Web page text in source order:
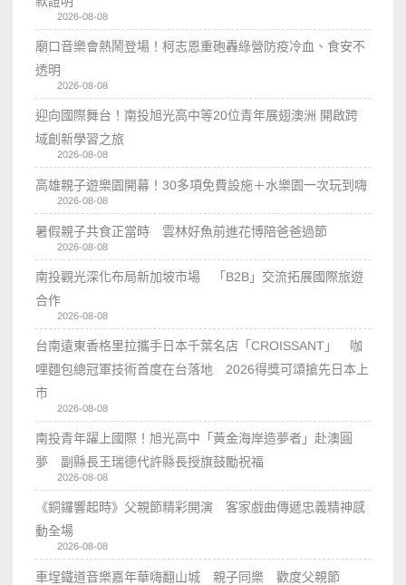
2026-08-08
廟口音樂會熱鬧登場！柯志恩重砲轟綠營防疫冷血、食安不
透明
2026-08-08
迎向國際舞台！南投旭光高中等20位青年展翅澳洲 開啟跨
域創新學習之旅
2026-08-08
高雄親子遊樂園開幕！30多項免費設施＋水樂園一次玩到嗨
2026-08-08
暑假親子共食正當時 雲林好魚前進花博陪爸爸過節
2026-08-08
南投觀光深化布局新加坡市場 「B2B」交流拓展國際旅遊
合作
2026-08-08
台南遠東香格里拉攜手日本千葉名店「CROISSANT」 咖
哩麵包總冠軍技術首度在台落地 2026得獎可頌搶先日本上
市
2026-08-08
南投青年躍上國際！旭光高中「黃金海岸造夢者」赴澳圓
夢 副縣長王瑞德代許縣長授旗鼓勵祝福
2026-08-08
《銅鑼響起時》父親節精彩開演 客家戲曲傳遞忠義精神感
動全場
2026-08-08
車埕鐵道音樂嘉年華嗨翻山城 親子同樂 歡度父親節